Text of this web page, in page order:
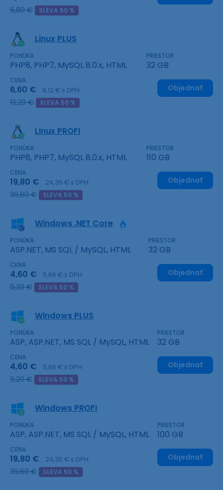
6,80 € SLEVA 50 %
Linux PLUS
PONÚKA
PHP8, PHP7, MySQL 8.0.x, HTML
PRIESTOR
32 GB
CENA
6,60 € 8,12 € s DPH
13,20 € SLEVA 50 %
Objednať
Linux PROFI
PONÚKA
PHP8, PHP7, MySQL 8.0.x, HTML
PRIESTOR
110 GB
CENA
19,80 € 24,35 € s DPH
39,60 € SLEVA 50 %
Objednať
Windows .NET Core
PONÚKA
ASP.NET, MS SQL / MySQL, HTML
PRIESTOR
32 GB
CENA
4,60 € 5,66 € s DPH
9,20 € SLEVA 50 %
Objednať
Windows PLUS
PONÚKA
ASP, ASP.NET, MS SQL / MySQL, HTML
PRIESTOR
32 GB
CENA
4,60 € 5,66 € s DPH
9,20 € SLEVA 50 %
Objednať
Windows PROFI
PONÚKA
ASP, ASP.NET, MS SQL / MySQL, HTML
PRIESTOR
100 GB
CENA
19,80 € 24,35 € s DPH
39,60 € SLEVA 50 %
Objednať